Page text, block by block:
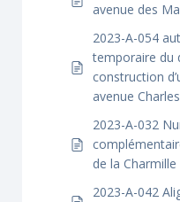
avenue des
2023-A-054
temporaire du
construction
avenue
2023-A-032
de la Charmille
2023-A-042